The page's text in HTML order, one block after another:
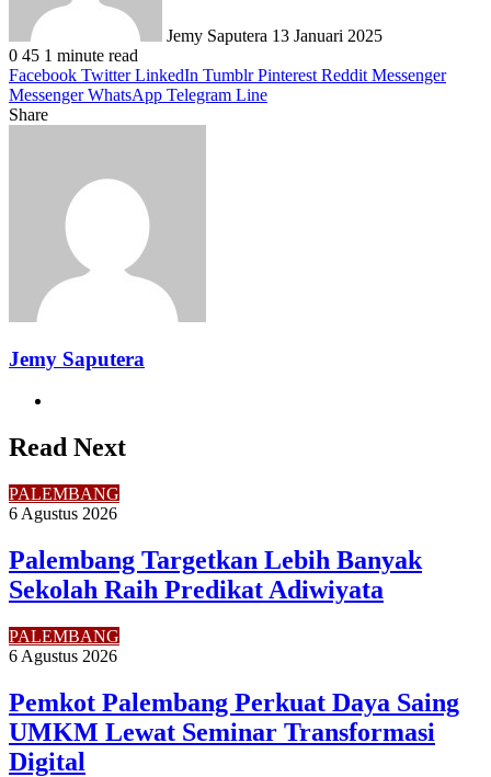
Jemy Saputera 13 Januari 2025
0 45 1 minute read
Facebook Twitter LinkedIn Tumblr Pinterest Reddit Messenger
Messenger WhatsApp Telegram Line
Share
Jemy Saputera
Read Next
PALEMBANG
6 Agustus 2026
Palembang Targetkan Lebih Banyak
Sekolah Raih Predikat Adiwiyata
PALEMBANG
6 Agustus 2026
Pemkot Palembang Perkuat Daya Saing
UMKM Lewat Seminar Transformasi
Digital